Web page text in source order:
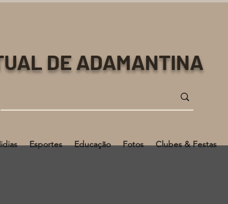
DE ADAMANTINA
Esportes Educação Fotos Clubes & Festas